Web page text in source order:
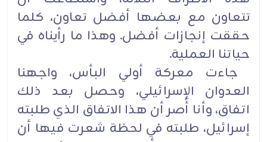
تتعاون مع بعضها أفضل تعاون، كلما
حققت إنجازات أفضل. وهذا ما رأيناه في
حياتنا ‏العملية.‏
‏ جاءت معركة أولي البأس، واجهنا
العدوان الإسرائيلي، وحصل بعد ذلك
اتفاق، وأنا أُصر أن هذا الاتفاق ‏الذي طلبته
إسرائيل، طلبته في لحظة شعرت فيها أن